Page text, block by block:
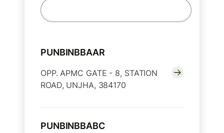
PUNBINBBAAR
OPP. APMC GATE - 8, STATION
ROAD, UNJHA, 384170
PUNBINBBABC